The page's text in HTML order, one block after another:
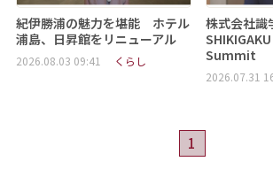
紀伊勝浦の魅力を堪能 ホテル
浦島、日昇館をリニューアル
2026.08.03 09:41 くらし
株式会社
Summit
2026.07.31
1